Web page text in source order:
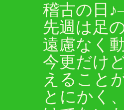
稽古の
先週は足
遠慮なく
今更だけ
えること
とにかく